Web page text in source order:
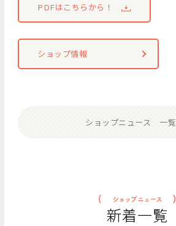
PDFはこちらから！
ショップ情報
ショップニュース 一覧
新着一覧